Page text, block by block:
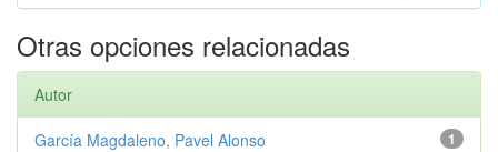
Otras opciones relacionadas
Autor
1
García Magdaleno, Pavel Alonso